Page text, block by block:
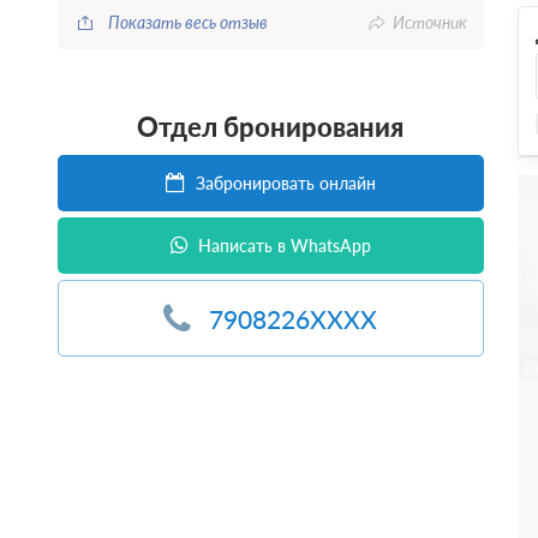
Показать весь отзыв
Источник
Отдел бронирования
Забронировать онлайн
Написать в WhatsApp
7908226XXXX